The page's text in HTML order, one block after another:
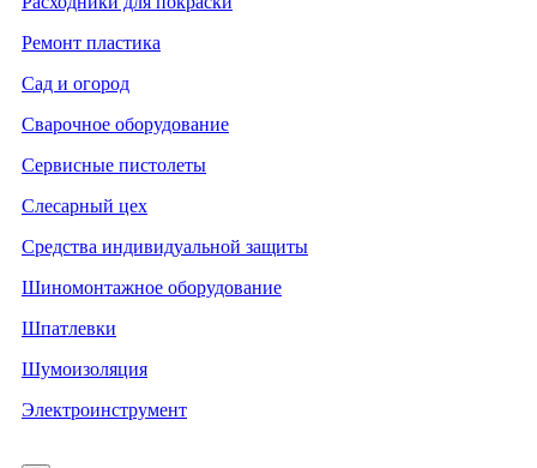
Ремонт пластика
Сад и огород
Сварочное оборудование
Сервисные пистолеты
Слесарный цех
Средства индивидуальной защиты
Шиномонтажное оборудование
Шпатлевки
Шумоизоляция
Электроинструмент